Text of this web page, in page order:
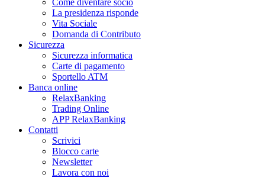
Come diventare socio
La presidenza risponde
Vita Sociale
Domanda di Contributo
Sicurezza
Sicurezza informatica
Carte di pagamento
Sportello ATM
Banca online
RelaxBanking
Trading Online
APP RelaxBanking
Contatti
Scrivici
Blocco carte
Newsletter
Lavora con noi